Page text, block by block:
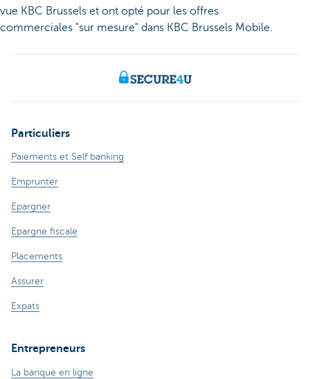
vue KBC Brussels et ont opté pour les offres
commerciales "sur mesure" dans KBC Brussels Mobile.
Particuliers
Paiements et Self banking
Emprunter
Epargner
Epargne fiscale
Placements
Assurer
Expats
Entrepreneurs
La banque en ligne